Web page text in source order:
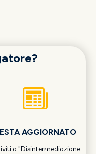
AGGIORNATO
a "Disintermediazione